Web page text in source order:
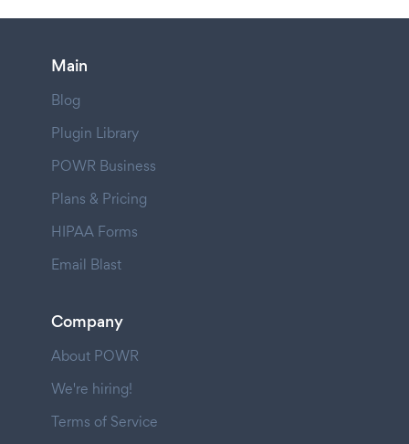
Main
Blog
Plugin Library
POWR Business
Plans & Pricing
HIPAA Forms
Email Blast
Company
About POWR
We're hiring!
Terms of Service